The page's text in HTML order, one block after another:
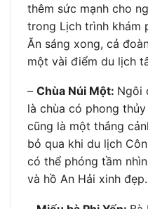
thêm sức mạnh cho
trong Lịch trình khám
Ăn sáng xong, cả
một vài điểm du lịch
– Chùa Núi Một: Ngôi
là chùa có phong
cũng là một thắng
bỏ qua khi du lịch
có thể phóng tầm
và hồ An Hải xinh đẹp.